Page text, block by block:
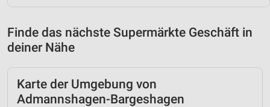
Finde das nächste Supermärkte Geschäft in
deiner Nähe
Karte der Umgebung von
Admannshagen-Bargeshagen